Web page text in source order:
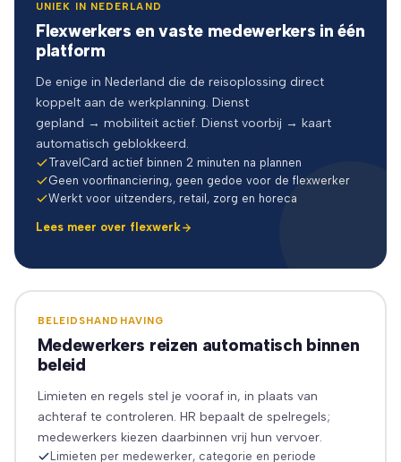
UNIEK IN NEDERLAND
Flexwerkers en vaste medewerkers in één
platform
De enige in Nederland die de reisoplossing direct
koppelt aan de werkplanning. Dienst
gepland → mobiliteit actief. Dienst voorbij → kaart
automatisch geblokkeerd.
TravelCard actief binnen 2 minuten na plannen
Geen voorfinanciering, geen gedoe voor de flexwerker
Werkt voor uitzenders, retail, zorg en horeca
Lees meer over flexwerk
BELEIDSHANDHAVING
Medewerkers reizen automatisch binnen
beleid
Limieten en regels stel je vooraf in, in plaats van
achteraf te controleren. HR bepaalt de spelregels;
medewerkers kiezen daarbinnen vrij hun vervoer.
Limieten per medewerker, categorie en periode